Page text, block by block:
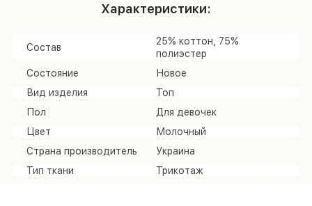
Характеристики:
Состав
25% коттон, 75%
полиэстер
Состояние
Новое
Вид изделия
Топ
Пол
Для девочек
Цвет
Молочный
Страна производитель
Украина
Тип ткани
Трикотаж